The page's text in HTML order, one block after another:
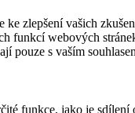
zlepšení vašich
funkcí webových
pouze s vaším
funkce, jako je